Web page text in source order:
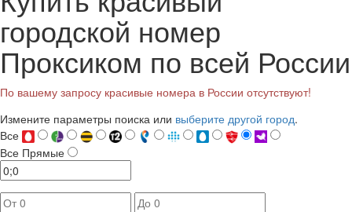
городской номер
Проксиком по всей России
По вашему запросу красивые номера в России отсутствуют!
Измените параметры поиска или выберите другой город.
Все
Все Прямые